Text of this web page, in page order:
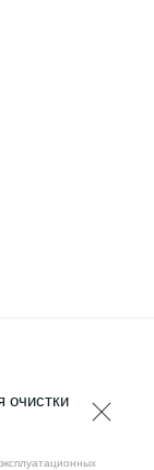
очистки